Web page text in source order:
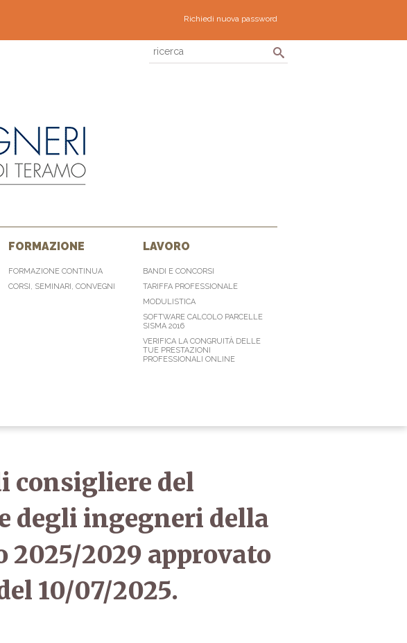
Richiedi nuova password
FORMAZIONE
FORMAZIONE CONTINUA
CORSI, SEMINARI, CONVEGNI
LAVORO
BANDI E CONCORSI
TARIFFA PROFESSIONALE
MODULISTICA
SOFTWARE CALCOLO PARCELLE
SISMA 2016
VERIFICA LA CONGRUITÀ DELLE
TUE PRESTAZIONI
PROFESSIONALI ONLINE
consigliere del
degli ingegneri della
2029 approvato
10/07/2025.